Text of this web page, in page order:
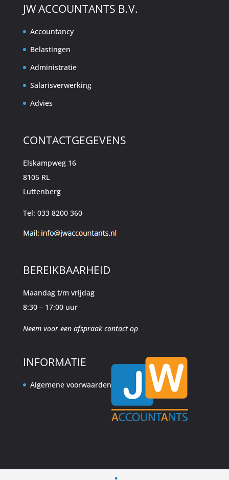
JW ACCOUNTANTS B.V.
Accountancy
Belastingen
Administratie
Salarisverwerking
Advies
CONTACTGEGEVENS
Elskampweg 16
8105 RL
Luttenberg
Tel: 033 8200 360
BEREIKBAARHEID
Maandag t/m vrijdag
8:30 – 17:00 uur
Neem voor een afspraakcontactop
INFORMATIE
Algemene voorwaarden